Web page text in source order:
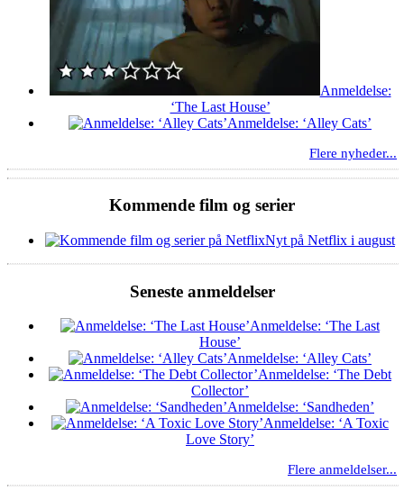
Anmeldelse:
‘The Last House’
Anmeldelse: ‘Alley Cats’
Flere nyheder...
Kommende film og serier
Nyt på Netflix i august
Seneste anmeldelser
Anmeldelse: ‘The Last
House’
Anmeldelse: ‘Alley Cats’
Anmeldelse: ‘The Debt
Collector’
Anmeldelse: ‘Sandheden’
Anmeldelse: ‘A Toxic
Love Story’
Flere anmeldelser...